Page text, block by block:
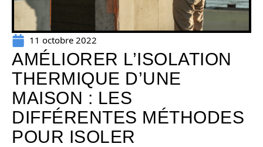
11 octobre 2022
AMÉLIORER L’ISOLATION
THERMIQUE D’UNE
MAISON : LES
DIFFÉRENTES MÉTHODES
POUR ISOLER